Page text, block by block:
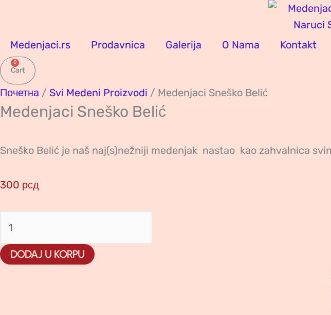
садржај
Medenjaci.rs Prodavnica Galerija O Nama Kontakt
0
Cart
Почетна / Svi Medeni Proizvodi / Medenjaci Sneško Belić
Medenjaci Sneško Belić
Sneško Belić je naš naj(s)nežniji medenjak nastao kao zahvalnica
300 рсд
Belić
количина
DODAJ U KORPU